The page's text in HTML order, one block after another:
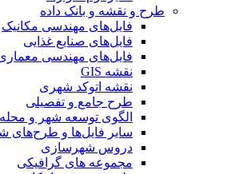
طرح و نقشه و بانک داده
فایل‌های مهندسی مکانیک
فایل‌های صنایع غذایی
فایل‌های مهندسی معماری
نقشه GIS
نقشه اتوکد شهری
طرح جامع و تفصیلی
الگوی توسعه شهر و محله
سایر فایل‌ها و طرح‌های شهری
دروس شهرسازی
مجموعه های گرافیکی